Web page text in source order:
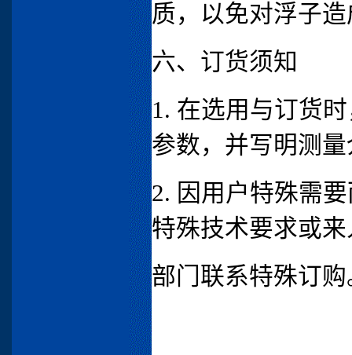
质，以免对浮子
六、订货须知
1. 在选用与订货
参数，并写明测
2. 因用户特殊需
特殊技术要求或
部门联系特殊订购